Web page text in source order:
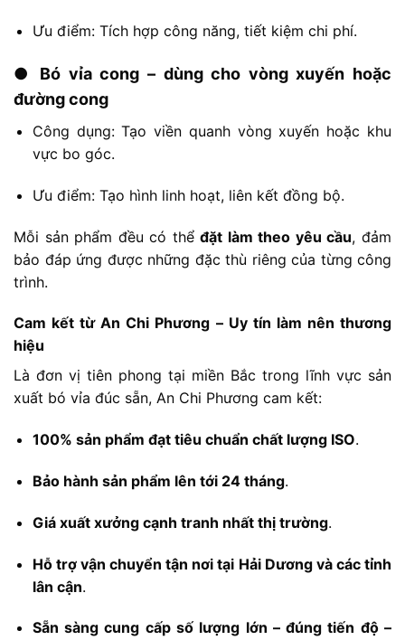
Ưu điểm: Tích hợp công năng, tiết kiệm chi phí.
● Bó vỉacong – dùngcho vòngxuyến hoặc
đườngcong
Công dụng:Tạoviền quanh vòng xuyến hoặc khu
vực bo góc.
Ưu điểm: Tạo hình linh hoạt, liên kết đồng bộ.
Mỗi sản phẩm đềucó thểđặt làmtheo yêucầu,đảm
bảo đáp ứng được những đặc thù riêng của từng công
trình.
Cam kếttừAnChi Phương – Uy tín làm nênthương
hiệu
Là đơn vị tiên phong tại miền Bắc trong lĩnh vực sản
xuất bó vỉa đúc sẵn, An Chi Phương cam kết:
100% sản phẩm đạt tiêu chuẩn chất lượng ISO.
Bảo hành sản phẩm lên tới 24 tháng.
Giá xuất xưởng cạnh tranh nhất thị trường.
Hỗ trợvậnchuyểntận nơitại Hải Dương và các tỉnh
lân cận.
Sẵnsàngcung cấp số lượng lớn –đúngtiến độ –